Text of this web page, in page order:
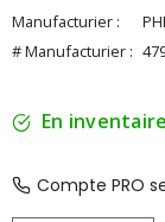
Manufacturier :
# Manufacturier :
En inventaire
Compte PRO